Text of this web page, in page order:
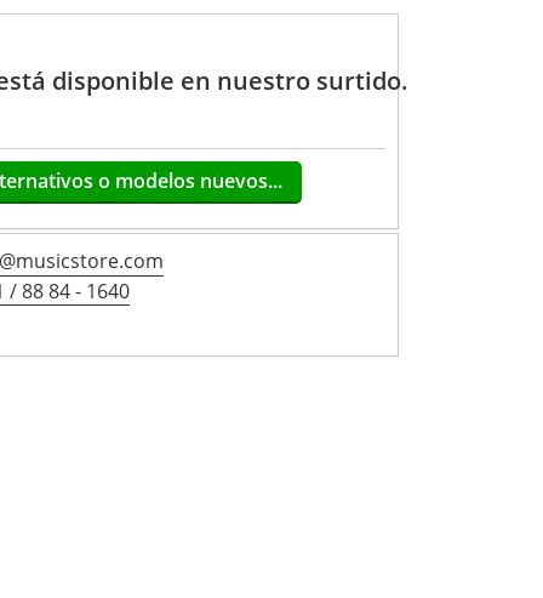
disponible en nuestro surtido.
o modelos nuevos...
/ 88 84 - 1640